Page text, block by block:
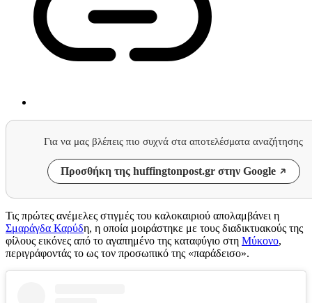
Για να μας βλέπεις πιο συχνά στα αποτελέσματα αναζήτησης
Προσθήκη της huffingtonpost.gr στην Google
Τις πρώτες ανέμελες στιγμές του καλοκαιριού απολαμβάνει η
Σμαράγδα Καρύδη, η οποία μοιράστηκε με τους διαδικτυακούς της
φίλους εικόνες από το αγαπημένο της καταφύγιο στη Μύκονο,
περιγράφοντάς το ως τον προσωπικό της «παράδεισο».